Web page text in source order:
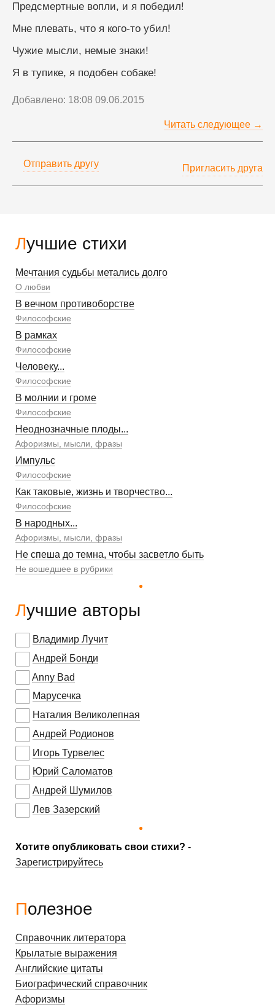
Лучшие стихи
Мечтания судьбы метались долго
О любви
В вечном противоборстве
Философские
В рамках
Философские
Человеку...
Философские
В молнии и громе
Философские
Неоднозначные плоды...
Афоризмы, мысли, фразы
Импульс
Философские
Как таковые, жизнь и творчество...
Философские
В народных...
Афоризмы, мысли, фразы
Не спеша до темна, чтобы засветло быть
Не вошедшее в рубрики
Лучшие авторы
Владимир Лучит
Андрей Бонди
Anny Bad
Марусечка
Наталия Великолепная
Андрей Родионов
Игорь Турвелес
Юрий Саломатов
Андрей Шумилов
Лев Зазерский
Хотите опубликовать свои стихи? -
Зарегистрируйтесь
Предсмертные вопли, и я победил!
Мне плевать, что я кого-то убил!
Чужие мысли, немые знаки!
Я в тупике, я подобен собаке!
Добавлено: 18:08 09.06.2015
Читать следующее →
Отправить другу Пригласить друга
Полезное
Справочник литератора
Крылатые выражения
Английские цитаты
Биографический справочник
Афоризмы